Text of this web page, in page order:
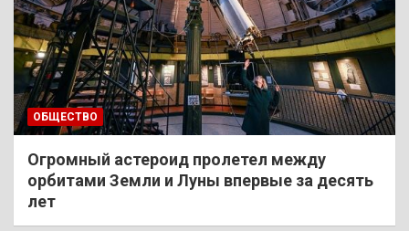
ОБЩЕСТВО
Огромный астероид пролетел между
орбитами Земли и Луны впервые за десять
лет